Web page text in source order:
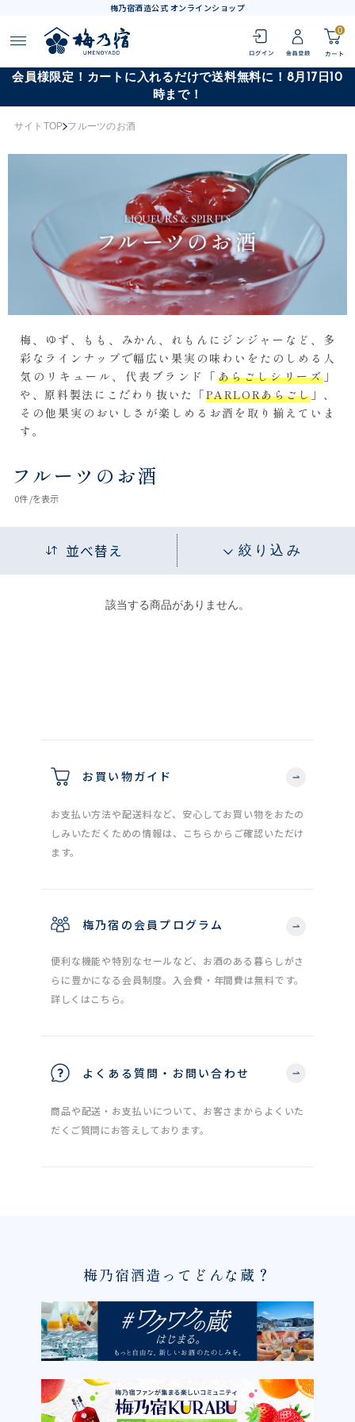
梅乃宿酒造公式 オンラインショップ
0
会員様限定！カートに入れるだけで送料無料に！8月17日10
時まで！
サイトTOP フルーツのお酒
梅、ゆず、もも、みかん、れもんにジンジャーなど、多
彩なラインナップで幅広い果実の味わいをたのしめる人
気のリキュール、代表ブランド「 あらごしシリーズ」
や、原料製法にこだわり抜いた「PARLORあらごし」、
その他果実のおいしさが楽しめるお酒を取り揃えていま
す。
フルーツのお酒
0件 /を表示
並べ替え 絞り込み
該当する商品がありません。
お買い物ガイド
お支払い方法や配送料など、安心してお買い物をおたの
しみいただくための情報は、こちらからご確認いただけ
ます。
梅乃宿の会員プログラム
便利な機能や特別なセールなど、お酒のある暮らしがさ
らに豊かになる会員制度。入会費・年間費は無料です。
詳しくはこちら。
よくある質問・お問い合わせ
商品や配送・お支払いについて、お客さまからよくいた
だくご質問にお答えしております。
梅乃宿酒造ってどんな蔵？